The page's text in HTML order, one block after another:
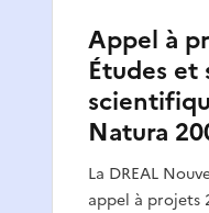
Appel à
Études et
Natura
La DREAL
appel à projets